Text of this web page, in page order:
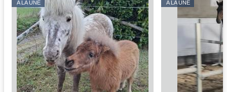
A LA UNE A LA UNE